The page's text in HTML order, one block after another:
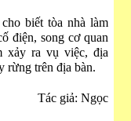
biết tòa nhà làm
điện, song cơ quan
xảy ra vụ việc, địa
rừng trên địa bàn.
Tác giả: Ngọc